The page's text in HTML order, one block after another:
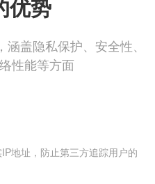
优势
盖隐私保护、安全性、
性能等方面
地址，防止第三方追踪用户的